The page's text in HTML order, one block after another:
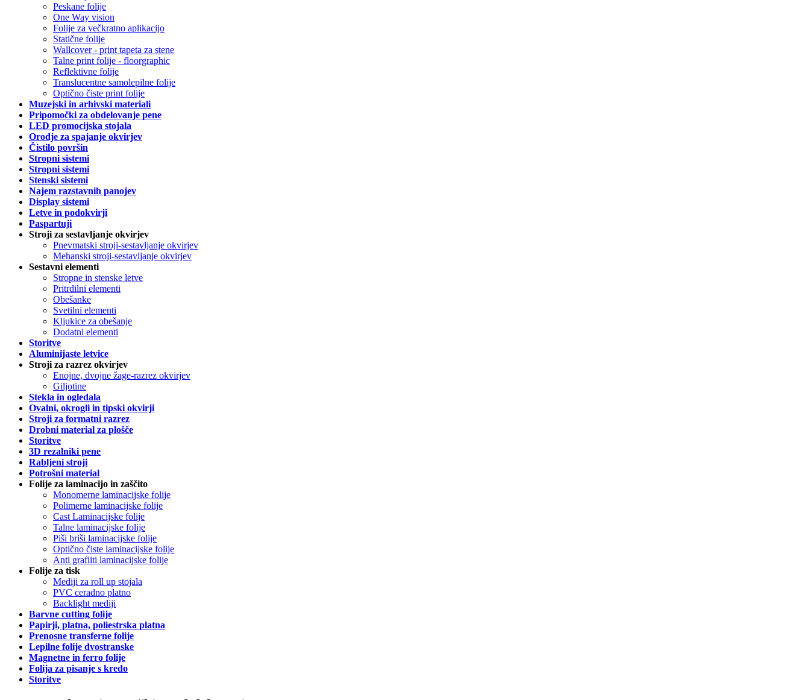
Peskane folije
One Way vision
Folije za večkratno aplikacijo
Statične folije
Wallcover - print tapeta za stene
Talne print folije - floorgraphic
Reflektivne folije
Translucentne samolepilne folije
Optično čiste print folije
Muzejski in arhivski materiali
Pripomočki za obdelovanje pene
LED promocijska stojala
Orodje za spajanje okvirjev
Čistilo površin
Stropni sistemi
Stropni sistemi
Stenski sistemi
Najem razstavnih panojev
Display sistemi
Letve in podokvirji
Paspartuji
Stroji za sestavljanje okvirjev
Pnevmatski stroji-sestavljanje okvirjev
Mehanski stroji-sestavljanje okvirjev
Sestavni elementi
Stropne in stenske letve
Pritrdilni elementi
Obešanke
Svetilni elementi
Kljukice za obešanje
Dodatni elementi
Storitve
Aluminijaste letvice
Stroji za razrez okvirjev
Enojne, dvojne žage-razrez okvirjev
Giljotine
Stekla in ogledala
Ovalni, okrogli in tipski okvirji
Stroji za formatni razrez
Drobni material za plošče
Storitve
3D rezalniki pene
Rabljeni stroji
Potrošni material
Folije za laminacijo in zaščito
Monomerne laminacijske folije
Polimerne laminacijske folije
Cast Laminacijske folije
Talne laminacijske folije
Piši briši laminacijske folije
Optično čiste laminacijske folije
Anti grafiiti laminacijske folije
Folije za tisk
Mediji za roll up stojala
PVC ceradno platno
Backlight mediji
Barvne cutting folije
Papirji, platna, poliestrska platna
Prenosne transferne folije
Lepilne folije dvostranske
Magnetne in ferro folije
Folija za pisanje s kredo
Storitve